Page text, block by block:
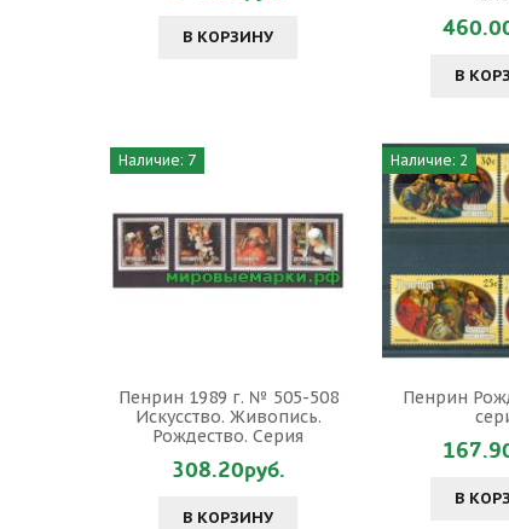
В КОРЗИНУ
В
Наличие: 7
Пенрин 1989 г. № 505-508
Искусство. Живопись.
Рождество. Серия
308.20руб.
В КОРЗИНУ
Наличие: 2
Пенрин
В